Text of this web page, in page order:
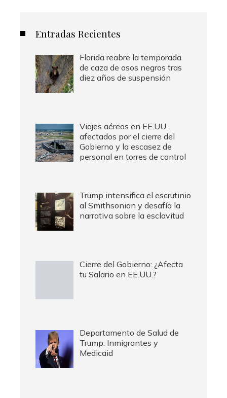
Entradas Recientes
Florida reabre la temporada
de caza de osos negros tras
diez años de suspensión
Viajes aéreos en EE.UU.
afectados por el cierre del
Gobierno y la escasez de
personal en torres de control
Trump intensifica el escrutinio
al Smithsonian y desafía la
narrativa sobre la esclavitud
Cierre del Gobierno: ¿Afecta
tu Salario en EE.UU.?
Departamento de Salud de
Trump: Inmigrantes y
Medicaid